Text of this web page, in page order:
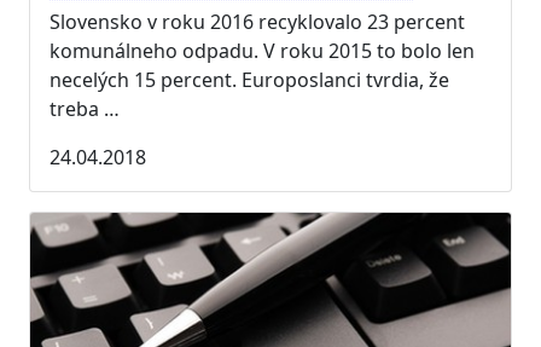
Slovensko v roku 2016 recyklovalo 23 percent
komunálneho odpadu. V roku 2015 to bolo len
necelých 15 percent. Europoslanci tvrdia, že
treba …
24.04.2018